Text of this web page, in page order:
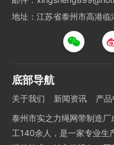
地址：江苏省泰州市高港临
底部导航
关于我们 新闻资讯 产
泰州市实之力绳网带制造
工140余人，是一家专业生